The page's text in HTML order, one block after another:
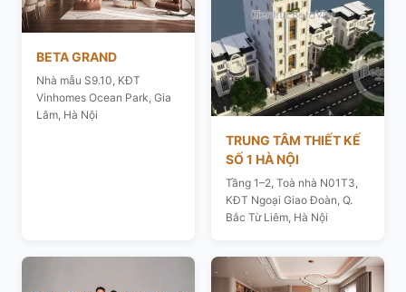
BETA GRAND
Nhà mẫu S9.10, KĐT
Vinhomes Ocean Park, Gia
Lâm, Hà Nội
TRUNG TÂM THIẾT KẾ
SỐ 1 HÀ NỘI
Tầng 1–2, Toà nhà N01T3,
KĐT Ngoại Giao Đoàn, Q.
Bắc Từ Liêm, Hà Nội